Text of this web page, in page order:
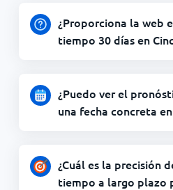
¿Proporciona la web
tiempo 30 días en
¿Puedo ver el
una fecha concreta
¿Cuál es la precisión
tiempo a largo plazo